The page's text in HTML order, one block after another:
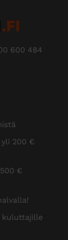
600 484
200 €
€
kuluttajille